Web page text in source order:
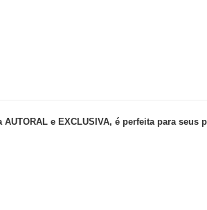
e EXCLUSIVA, é perfeita para seus